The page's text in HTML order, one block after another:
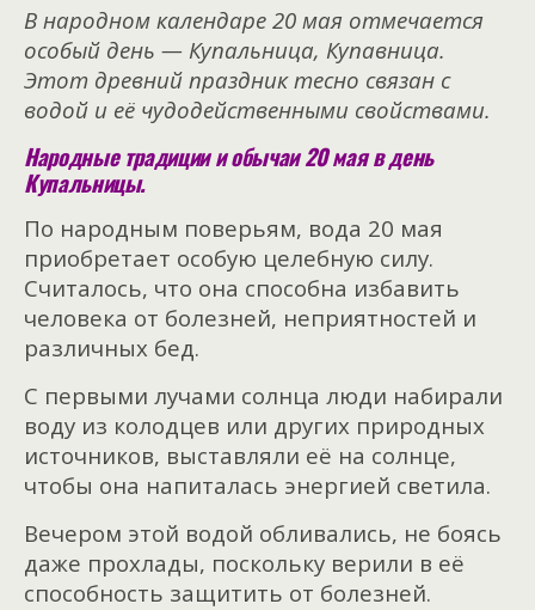
В народном календаре 20 мая отмечается
особый день — Купальница, Купавница.
Этот древний праздник тесно связан с
водой и её чудодейственными свойствами.
Народные традиции и обычаи 20 мая в день
Купальницы.
По народным поверьям, вода 20 мая
приобретает особую целебную силу.
Считалось, что она способна избавить
человека от болезней, неприятностей и
различных бед.
С первыми лучами солнца люди набирали
воду из колодцев или других природных
источников, выставляли её на солнце,
чтобы она напиталась энергией светила.
Вечером этой водой обливались, не боясь
даже прохлады, поскольку верили в её
способность защитить от болезней.